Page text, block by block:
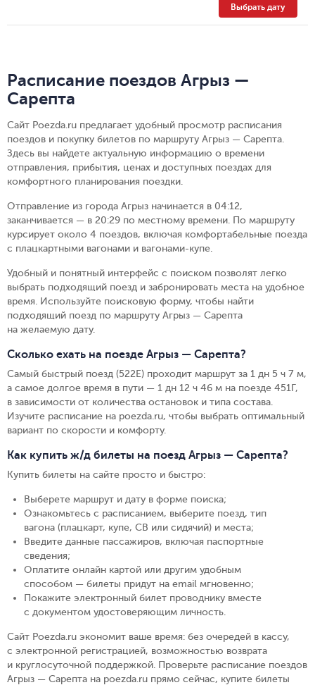
Выбрать дату
Расписание поездов Агрыз —
Сарепта
Сайт Poezda.ru предлагает удобный просмотр расписания
поездов и покупку билетов по маршруту Агрыз — Сарепта.
Здесь вы найдете актуальную информацию о времени
отправления, прибытия, ценах и доступных поездах для
комфортного планирования поездки.
Отправление из города Агрыз начинается в 04:12,
заканчивается — в 20:29 по местному времени. По маршруту
курсирует около 4 поездов, включая комфортабельные поезда
с плацкартными вагонами и вагонами-купе.
Удобный и понятный интерфейс с поиском позволят легко
выбрать подходящий поезд и забронировать места на удобное
время. Используйте поисковую форму, чтобы найти
подходящий поезд по маршруту Агрыз — Сарепта
на желаемую дату.
Сколько ехать на поезде Агрыз — Сарепта?
Самый быстрый поезд (522Е) проходит маршрут за 1 дн 5 ч 7 м,
а самое долгое время в пути — 1 дн 12 ч 46 м на поезде 451Г,
в зависимости от количества остановок и типа состава.
Изучите расписание на poezda.ru, чтобы выбрать оптимальный
вариант по скорости и комфорту.
Как купить ж/д билеты на поезд Агрыз — Сарепта?
Купить билеты на сайте просто и быстро:
Выберете маршрут и дату в форме поиска;
Ознакомьтесь с расписанием, выберите поезд, тип
вагона (плацкарт, купе, СВ или сидячий) и места;
Введите данные пассажиров, включая паспортные
сведения;
Оплатите онлайн картой или другим удобным
способом — билеты придут на email мгновенно;
Покажите электронный билет проводнику вместе
с документом удостоверяющим личность.
Сайт Poezda.ru экономит ваше время: без очередей в кассу,
с электронной регистрацией, возможностью возврата
и круглосуточной поддержкой. Проверьте расписание поездов
Агрыз — Сарепта на poezda.ru прямо сейчас, купите билеты